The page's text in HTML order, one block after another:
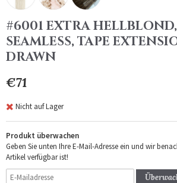
#6001 EXTRA
SEAMLESS, TAPE
DRAWN
€71
Nicht auf Lager
Produkt überwachen
Geben Sie unten Ihre E-Mail-Adresse ein und wir
Artikel verfügbar ist!